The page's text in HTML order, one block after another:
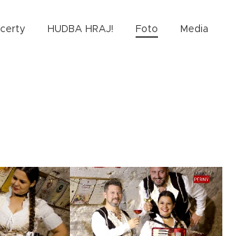
HUDBA HRAJ! Foto Media